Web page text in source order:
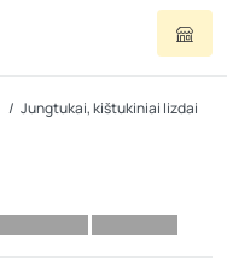
Jungtukai, kištukiniai lizdai